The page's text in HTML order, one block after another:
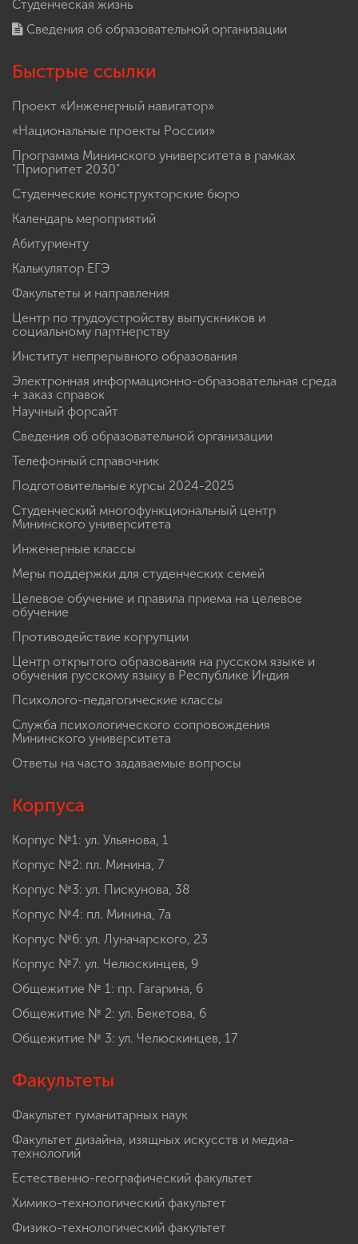
Студенческая жизнь
Сведения об образовательной организации
Быстрые ссылки
Проект «Инженерный навигатор»
«Национальные проекты России»
Программа Мининского университета в рамках
"Приоритет 2030"
Студенческие конструкторские бюро
Календарь мероприятий
Абитуриенту
Калькулятор ЕГЭ
Факультеты и направления
Центр по трудоустройству выпускников и
социальному партнерству
Институт непрерывного образования
Электронная информационно-образовательная среда
+ заказ справок
Научный форсайт
Сведения об образовательной организации
Телефонный справочник
Подготовительные курсы 2024-2025
Студенческий многофункциональный центр
Мининского университета
Инженерные классы
Меры поддержки для студенческих семей
Целевое обучение и правила приема на целевое
обучение
Противодействие коррупции
Центр открытого образования на русском языке и
обучения русскому языку в Республике Индия
Психолого-педагогические классы
Служба психологического сопровождения
Мининского университета
Ответы на часто задаваемые вопросы
Корпуса
Корпус №1: ул. Ульянова, 1
Корпус №2: пл. Минина, 7
Корпус №3: ул. Пискунова, 38
Корпус №4: пл. Минина, 7а
Корпус №6: ул. Луначарского, 23
Корпус №7: ул. Челюскинцев, 9
Общежитие № 1: пр. Гагарина, 6
Общежитие № 2: ул. Бекетова, 6
Общежитие № 3: ул. Челюскинцев, 17
Факультеты
Факультет гуманитарных наук
Факультет дизайна, изящных искусств и медиа-
технологий
Естественно-географический факультет
Химико-технологический факультет
Физико-технологический факультет